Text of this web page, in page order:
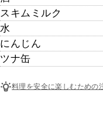
スキムミルク
水
にんじん
ツナ缶
料理を安全に楽しむための